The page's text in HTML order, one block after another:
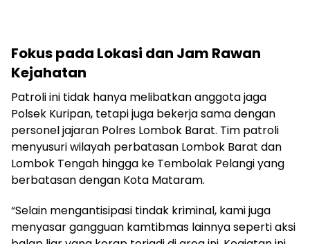
Fokus pada Lokasi dan Jam Rawan
Kejahatan
Patroli ini tidak hanya melibatkan anggota jaga
Polsek Kuripan, tetapi juga bekerja sama dengan
personel jajaran Polres Lombok Barat. Tim patroli
menyusuri wilayah perbatasan Lombok Barat dan
Lombok Tengah hingga ke Tembolak Pelangi yang
berbatasan dengan Kota Mataram.
“Selain mengantisipasi tindak kriminal, kami juga
menyasar gangguan kamtibmas lainnya seperti aksi